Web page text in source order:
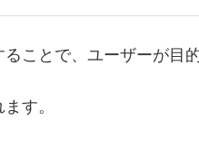
ことで、ユーザーが目
す。